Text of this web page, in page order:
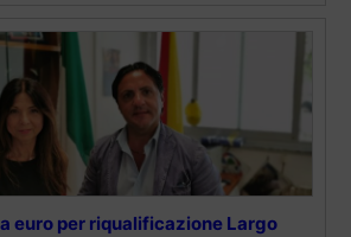
euro per riqualificazione Largo